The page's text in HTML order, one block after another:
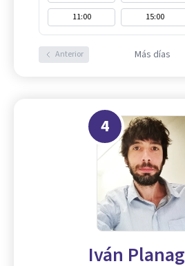
11:00
15:00
Anterior Más días
4
Iván